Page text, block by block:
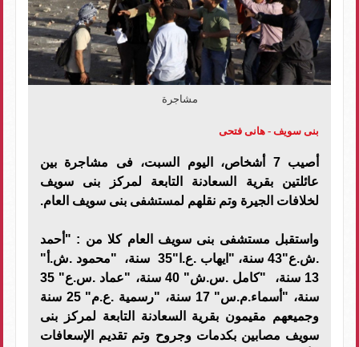
مشاجرة
بنى سويف - هانى فتحى
أصيب 7 أشخاص، اليوم السبت، فى مشاجرة بين
عائلتين بقرية السعادنة التابعة لمركز بنى سويف
لخلافات الجيرة وتم نقلهم لمستشفى بنى سويف العام.
واستقبل مستشفى بنى سويف العام كلا من : "أحمد
.ش.ع"43 سنة، "ايهاب .ع.ا"35 سنة، "محمود .ش.أ"
13 سنة، "كامل .س.ش" 40 سنة، "عماد .س.ع" 35
سنة، "أسماء.م.س" 17 سنة، "رسمية .ع.م" 25 سنة
وجميعهم مقيمون بقرية السعادنة التابعة لمركز بنى
سويف مصابين بكدمات وجروح وتم تقديم الإسعافات